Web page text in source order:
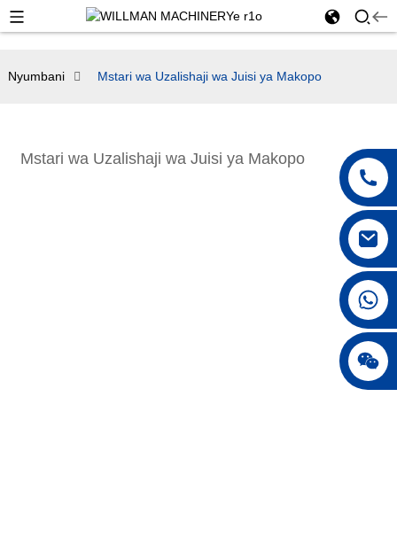
Nyumbani Mstari wa Uzalishaji wa Juisi ya Makopo
Mstari wa Uzalishaji wa Juisi ya Makopo